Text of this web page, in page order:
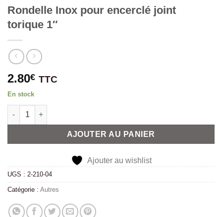
Rondelle Inox pour encerclé joint
torique 1″
2.80€ TTC
En stock
quantité de Rondelle Inox pour encerclé joint torique 1"
AJOUTER AU PANIER
Alternative:
Ajouter au wishlist
UGS : 2-210-04
Catégorie : Autres